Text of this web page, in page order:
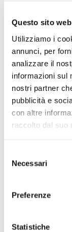
Questo sito
Utilizziamo i
annunci, per
analizzare il
informazioni sul
nostri partner
pubblicità e
con altre
raccolto dal suo
delNecessari
Preferenze
Statistiche